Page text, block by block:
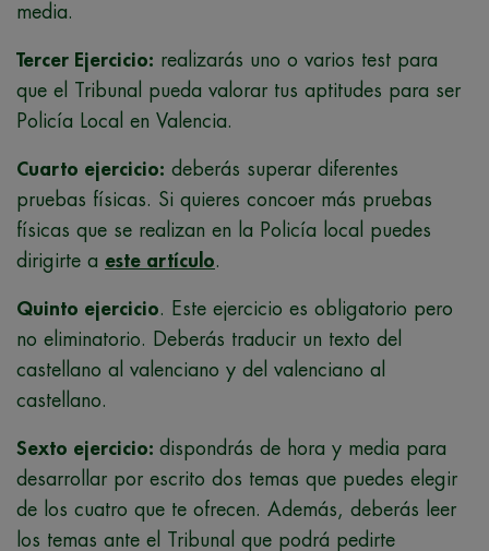
media.
Tercer Ejercicio: realizarás uno o varios test para
que el Tribunal pueda valorar tus aptitudes para ser
Policía Local en Valencia.
Cuarto ejercicio: deberás superar diferentes
pruebas físicas. Si quieres concoer más pruebas
físicas que se realizan en la Policía local puedes
dirigirte a este artículo.
Quinto ejercicio. Este ejercicio es obligatorio pero
no eliminatorio. Deberás traducir un texto del
castellano al valenciano y del valenciano al
castellano.
Sexto ejercicio: dispondrás de hora y media para
desarrollar por escrito dos temas que puedes elegir
de los cuatro que te ofrecen. Además, deberás leer
los temas ante el Tribunal que podrá pedirte